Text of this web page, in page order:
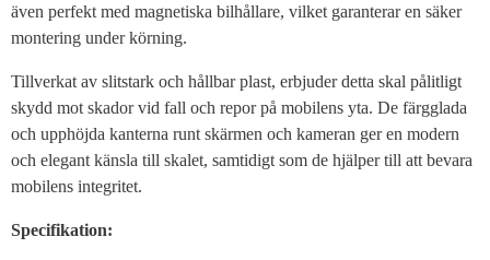
även perfekt med magnetiska bilhållare, vilket garanterar en säker
montering under körning.
Tillverkat av slitstark och hållbar plast, erbjuder detta skal pålitligt
skydd mot skador vid fall och repor på mobilens yta. De färgglada
och upphöjda kanterna runt skärmen och kameran ger en modern
och elegant känsla till skalet, samtidigt som de hjälper till att bevara
mobilens integritet.
Specifikation: